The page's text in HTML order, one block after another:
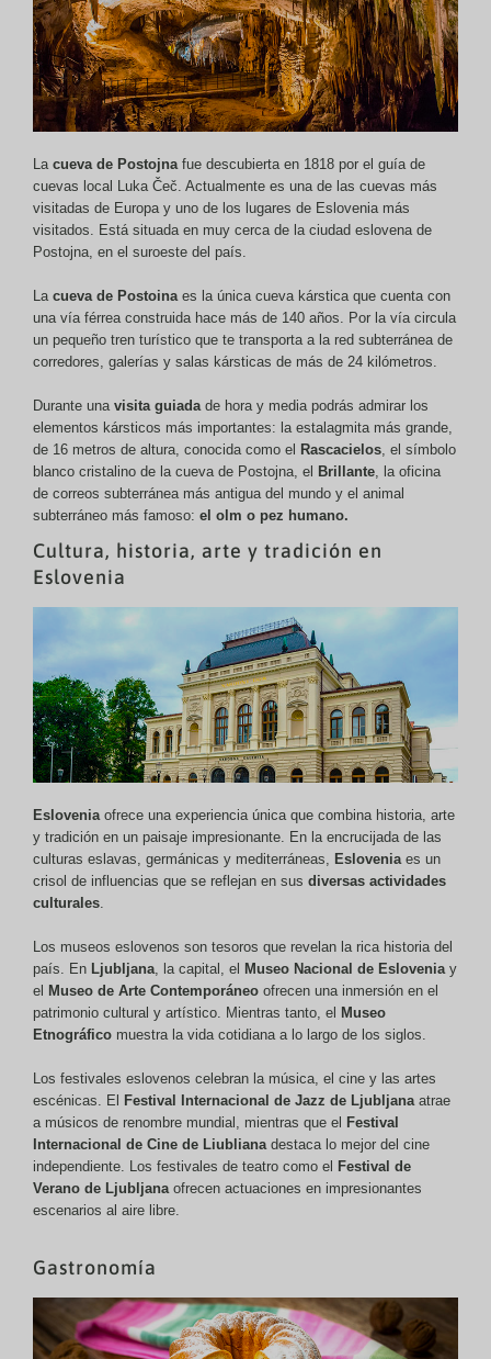
La cueva de Postojna fue descubierta en 1818 por el guía de
cuevas local Luka Čeč. Actualmente es una de las cuevas más
visitadas de Europa y uno de los lugares de Eslovenia más
visitados. Está situada en muy cerca de la ciudad eslovena de
Postojna, en el suroeste del país.
La cueva de Postoinaes la única cueva kárstica que cuenta con
una vía férrea construida hace más de 140 años. Por la vía circula
un pequeño tren turístico que te transporta a la red subterránea de
corredores, galerías y salas kársticas de más de 24 kilómetros.
Durante una visita guiada de hora y media podrás admirar los
elementos kársticos más importantes: la estalagmita más grande,
de 16 metros de altura, conocida como el Rascacielos, el símbolo
blanco cristalino de la cueva de Postojna, el Brillante, la oficina
de correos subterránea más antigua del mundo y el animal
subterráneo más famoso: el olm o pez humano.
Cultura, historia, arte y tradición en
Eslovenia
Esloveniaofrece una experiencia única que combina historia, arte
y tradición en un paisaje impresionante. En la encrucijada de las
culturas eslavas, germánicas y mediterráneas, Esloveniaes un
crisol de influencias que se reflejan en sus diversas actividades
culturales.
Los museos eslovenos son tesoros que revelan la rica historia del
país. En Ljubljana, la capital, el Museo Nacional de Eslovenia y
el Museo de Arte Contemporáneo ofrecen una inmersión en el
patrimonio cultural y artístico. Mientras tanto, el Museo
Etnográfico muestra la vida cotidiana a lo largo de los siglos.
Los festivales eslovenos celebran la música, el cine y las artes
escénicas. El
Festival Internacional de Jazz de Ljubljanaatrae
a músicos de renombre mundial, mientras que el Festival
Internacional de Cine de Liublianadestaca lo mejor del cine
independiente. Los festivales de teatro como el Festival de
Verano de Ljubljanaofrecen actuaciones en impresionantes
escenarios al aire libre.
Gastronomía